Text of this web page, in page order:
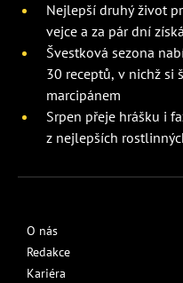
Nejlepší druhý život
vejce a za pár dní
Švestková sezona
30 receptů, v nichž si
marcipánem
Srpen přeje hrášku i
z nejlepších
O nás
Redakce
Kariéra